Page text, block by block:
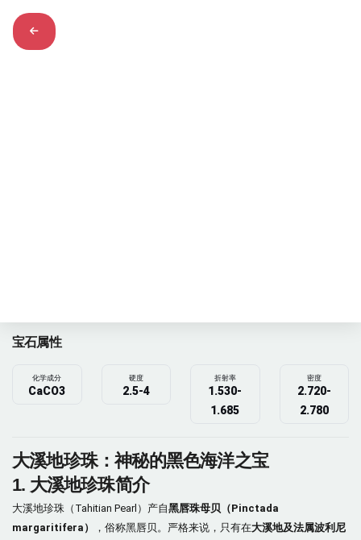
宝石属性
化学成分
CaCO3
硬度
2.5-4
折射率
1.530-
1.685
密度
2.720-
2.780
大溪地珍珠：神秘的黑色海洋之宝
1. 大溪地珍珠简介
大溪地珍珠（Tahitian Pearl）产自黑唇珠母贝（Pinctada
margaritifera）
，俗称黑唇贝。严格来说，只有在大溪地及法属波利尼